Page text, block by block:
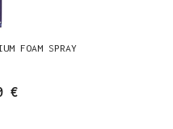
FOAM SPRAY
€